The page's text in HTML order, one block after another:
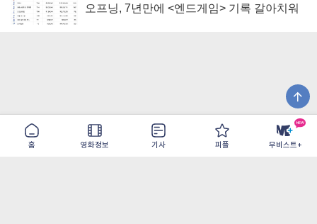
홈 영화정보 기사 피플 무비스트+
오프닝, 7년만에 <엔드게임> 기록 갈아치워